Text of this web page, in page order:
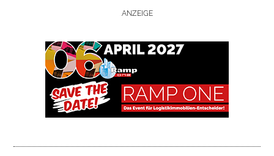
H
O
M
E
O
ANZEIGE